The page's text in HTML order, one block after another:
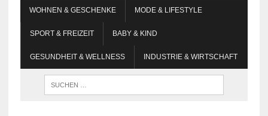
WOHNEN & GESCHENKE MODE & LIFESTYLE
SPORT & FREIZEIT BABY & KIND
GESUNDHEIT & WELLNESS INDUSTRIE & WIRTSCHAFT